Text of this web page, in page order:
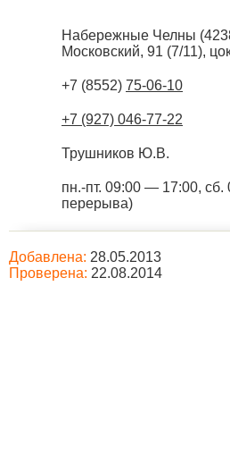
Набережные Челны (
Московский, 91 (7/11),
+7 (8552) 75-06-10
+7 (927) 046-77-22
Трушников Ю.В.
пн.-пт. 09:00 — 17:00,
перерыва)
Добавлена: 28.05.2013
Проверена: 22.08.2014